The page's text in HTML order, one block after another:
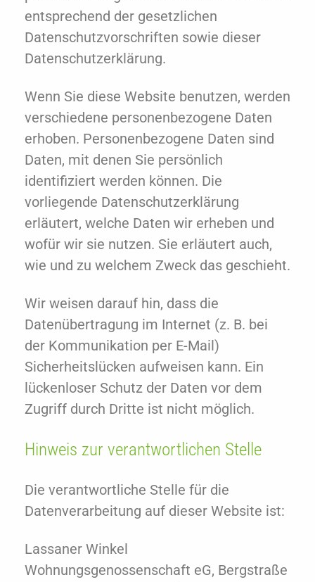
entsprechend der gesetzlichen
Datenschutzvorschriften sowie dieser
Datenschutzerklärung.
Wenn Sie diese Website benutzen, werden
verschiedene personenbezogene Daten
erhoben. Personenbezogene Daten sind
Daten, mit denen Sie persönlich
identifiziert werden können. Die
vorliegende Datenschutzerklärung
erläutert, welche Daten wir erheben und
wofür wir sie nutzen. Sie erläutert auch,
wie und zu welchem Zweck das geschieht.
Wir weisen darauf hin, dass die
Datenübertragung im Internet (z. B. bei
der Kommunikation per E-Mail)
Sicherheitslücken aufweisen kann. Ein
lückenloser Schutz der Daten vor dem
Zugriff durch Dritte ist nicht möglich.
Hinweis zur verantwortlichen Stelle
Die verantwortliche Stelle für die
Datenverarbeitung auf dieser Website ist:
Lassaner Winkel
Wohnungsgenossenschaft eG, Bergstraße